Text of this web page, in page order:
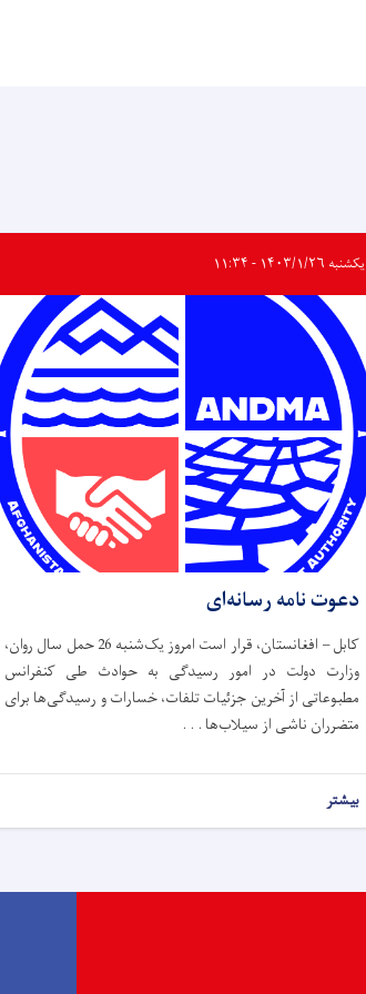
یکشنبه ۱۴۰۳/۱/۲۶ - ۱۱:۳۴
دعوت نامه رسانه‌ای
کابل – افغانستان، قرار است امروز یک‌شنبه 26 حمل سال روان،
وزارت دولت در امور رسیدگی به حوادث طی کنفرانس
مطبوعاتی از آخرین جزئیات تلفات، خسارات و رسیدگی‌ها برای
متضرران ناشی از سیلاب‌ها . . .
بیشتر